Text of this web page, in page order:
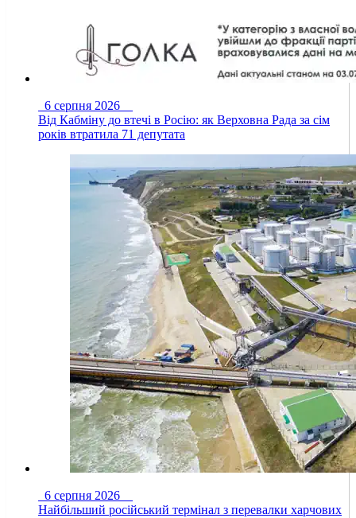
6 серпня 2026
Від Кабміну до втечі в Росію: як Верховна Рада за сім
років втратила 71 депутата
6 серпня 2026
Найбільший російський термінал з перевалки харчових